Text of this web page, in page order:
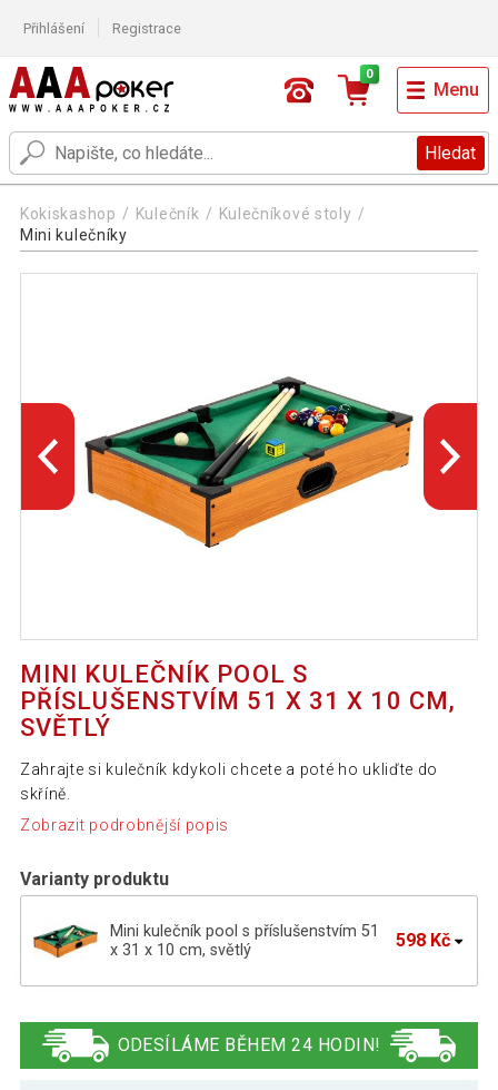
Přihlášení Registrace
Hledat
0
Menu
Kokiskashop Kulečník
Kulečníkové stoly
Mini kulečníky
MINI KULEČNÍK POOL S
PŘÍSLUŠENSTVÍM 51 X 31 X 10 CM,
SVĚTLÝ
Zahrajte si kulečník kdykoli chcete a poté ho ukliďte do
skříně.
Zobrazit podrobnější popis
Varianty produktu
Mini kulečník pool s příslušenstvím 51
x 31 x 10 cm, světlý
598 Kč
31 x 10 cm, černý
ODESÍLÁME BĚHEM 24 HODIN!